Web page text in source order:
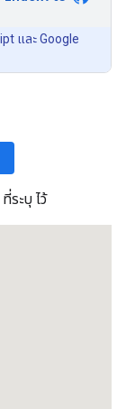
และ Google
ระบุ ไว้